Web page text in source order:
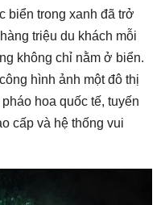
biển trong xanh đã trở
triệu du khách mỗi
không chỉ nằm ở biển.
hình ảnh một đô thị
hoa quốc tế, tuyến
cấp và hệ thống vui